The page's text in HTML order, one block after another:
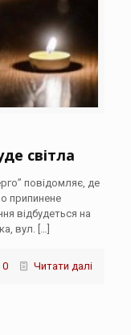
світла
повідомляє, де
припинене
відбудеться на
вул.[…]
0 Читати далі